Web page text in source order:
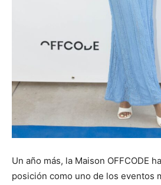
Un año más, la Maison OFFCODE
posición como uno de los eventos